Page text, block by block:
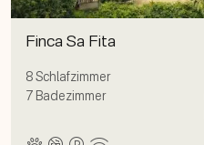
Finca Sa Fita
8 Schlafzimmer
7 Badezimmer